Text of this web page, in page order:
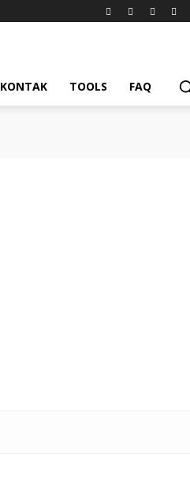
KONTAK TOOLS FAQ